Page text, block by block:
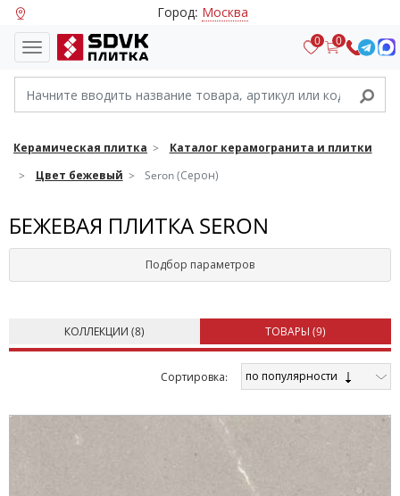
Город: Москва
0 0
Керамическая плитка
Каталог керамогранита и плитки
Цвет бежевый
Seron (Серон)
БЕЖЕВАЯ ПЛИТКА SERON
Подбор параметров
КОЛЛЕКЦИИ (8) ТОВАРЫ (9)
Cортировка: по популярности